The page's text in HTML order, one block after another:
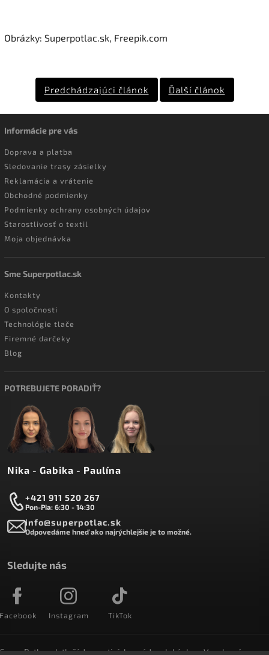
Obrázky: Superpotlac.sk, Freepik.com
Predchádzajúci článok Ďalší článok
Informácie pre vás
Doprava a platba
Sledovanie trasy zásielky
Reklamácia a vrátenie
Obchodné podmienky
Podmienky ochrany osobných údajov
Starostlivosť o textil
Moja objednávka
Sme Superpotlac.sk
Kontakty
O spoločnosti
Technológie tlače
Firemné darčeky
Blog
POTREBUJETE PORADIŤ?
Nika - Gabika - Paulína
+421 911 520 267
Pon-Pia: 6:30 - 14:30
info@superpotlac.sk
Odpovedáme hneď ako najrýchlejšie je to možné.
Sledujte nás
Instagram TikTok
SuperPotlac.sk tlačí denne tisícky módnych kúskov. Vyrobené na